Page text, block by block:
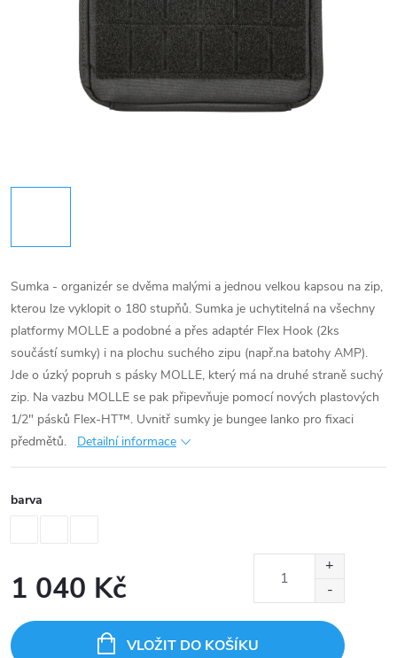
Sumka - organizér se dvěma malými a jednou velkou kapsou na zip,
kterou lze vyklopit o 180 stupňů. Sumka je uchytitelná na všechny
platformy MOLLE a podobné a přes adaptér Flex Hook (2ks
součástí sumky) i na plochu suchého zipu (např.na batohy AMP).
Jde o úzký popruh s pásky MOLLE, který má na druhé straně suchý
zip. Na vazbu MOLLE se pak připevňuje pomocí nových plastových
1/2" pásků Flex-HT™. Uvnitř sumky je bungee lanko pro fixaci
předmětů.
Detailní informace
barva
1 040 Kč
cena:
VLOŽIT DO KOŠÍKU